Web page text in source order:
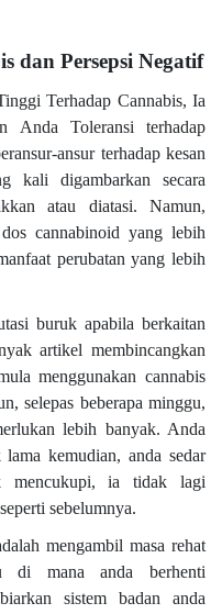
dan Persepsi Negatif
Terhadap Cannabis, Ia
Anda Toleransi terhadap
ansur terhadap kesan
kali digambarkan secara
atau diatasi. Namun,
cannabinoid yang lebih
perubatan yang lebih
buruk apabila berkaitan
artikel membincangkan
menggunakan cannabis
selepas beberapa minggu,
lebih banyak. Anda
kemudian, anda sedar
ia tidak lagi
sebelumnya.
mengambil masa rehat
di mana anda berhenti
sistem badan anda